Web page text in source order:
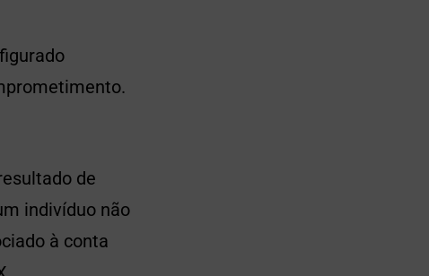
de
indivíduo não
à conta